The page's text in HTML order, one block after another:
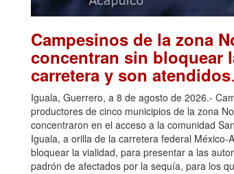
Campesinos de la zona
concentran sin bloquear
carretera y son atendidos
Iguala, Guerrero, a 8 de agosto de 2026.-
productores de cinco municipios de la zona
concentraron en el acceso a la comunidad
Iguala, a orilla de la carretera federal México-
bloquear la vialidad, para presentar a las
padrón de afectados por la sequía, para los